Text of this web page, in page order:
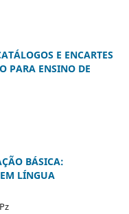
E ENCARTES
PARAENSINO DE
BÁSICA:
EM LÍNGUA